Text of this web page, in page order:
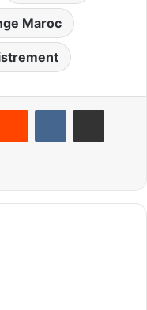
Maroc